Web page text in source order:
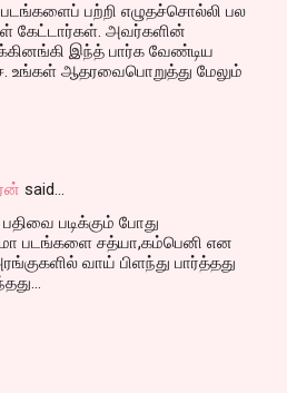
பற்றி எழுதச்சொல்லி பல
கேட்டார்கள். அவர்களின்
இந்த் பார்க வேண்டிய
உங்கள் ஆதரவைபொறுத்து மேலும்
said…
படிக்கும் போது
படங்களை சத்யா,கம்பெனி என
வாய் பிளந்து பார்த்தது